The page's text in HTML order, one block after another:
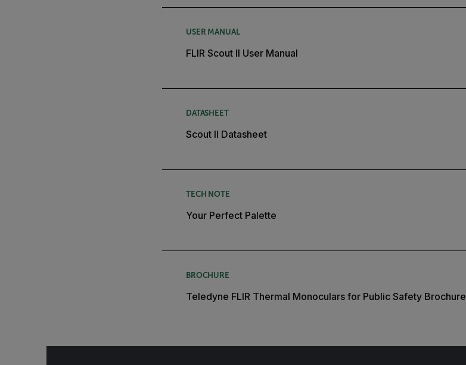
USER MANUAL
FLIR Scout II User Manual
DATASHEET
Scout II Datasheet
TECH NOTE
Your Perfect Palette
BROCHURE
Teledyne FLIR Thermal Monoculars for Public Safety Brochure